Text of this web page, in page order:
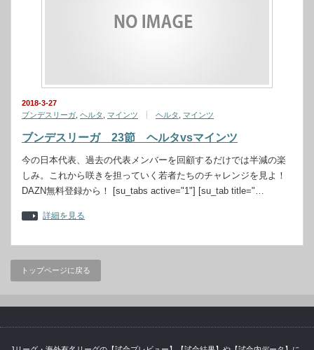
2018-3-27
ブンデスリーガ ヘルタ マインツ ヘルタ マインツ
ブンデスリーガ 23節 ヘルタvsマインツ
今の日本代表、過去の代表メンバーを回顧するだけでは半減の楽
しみ。これから咲きを担っていく若者たちのチャレンジを見よ！
DAZN無料登録から！ [su_tabs active="1"] [su_tab title="…
詳細を見る
トップページに戻る